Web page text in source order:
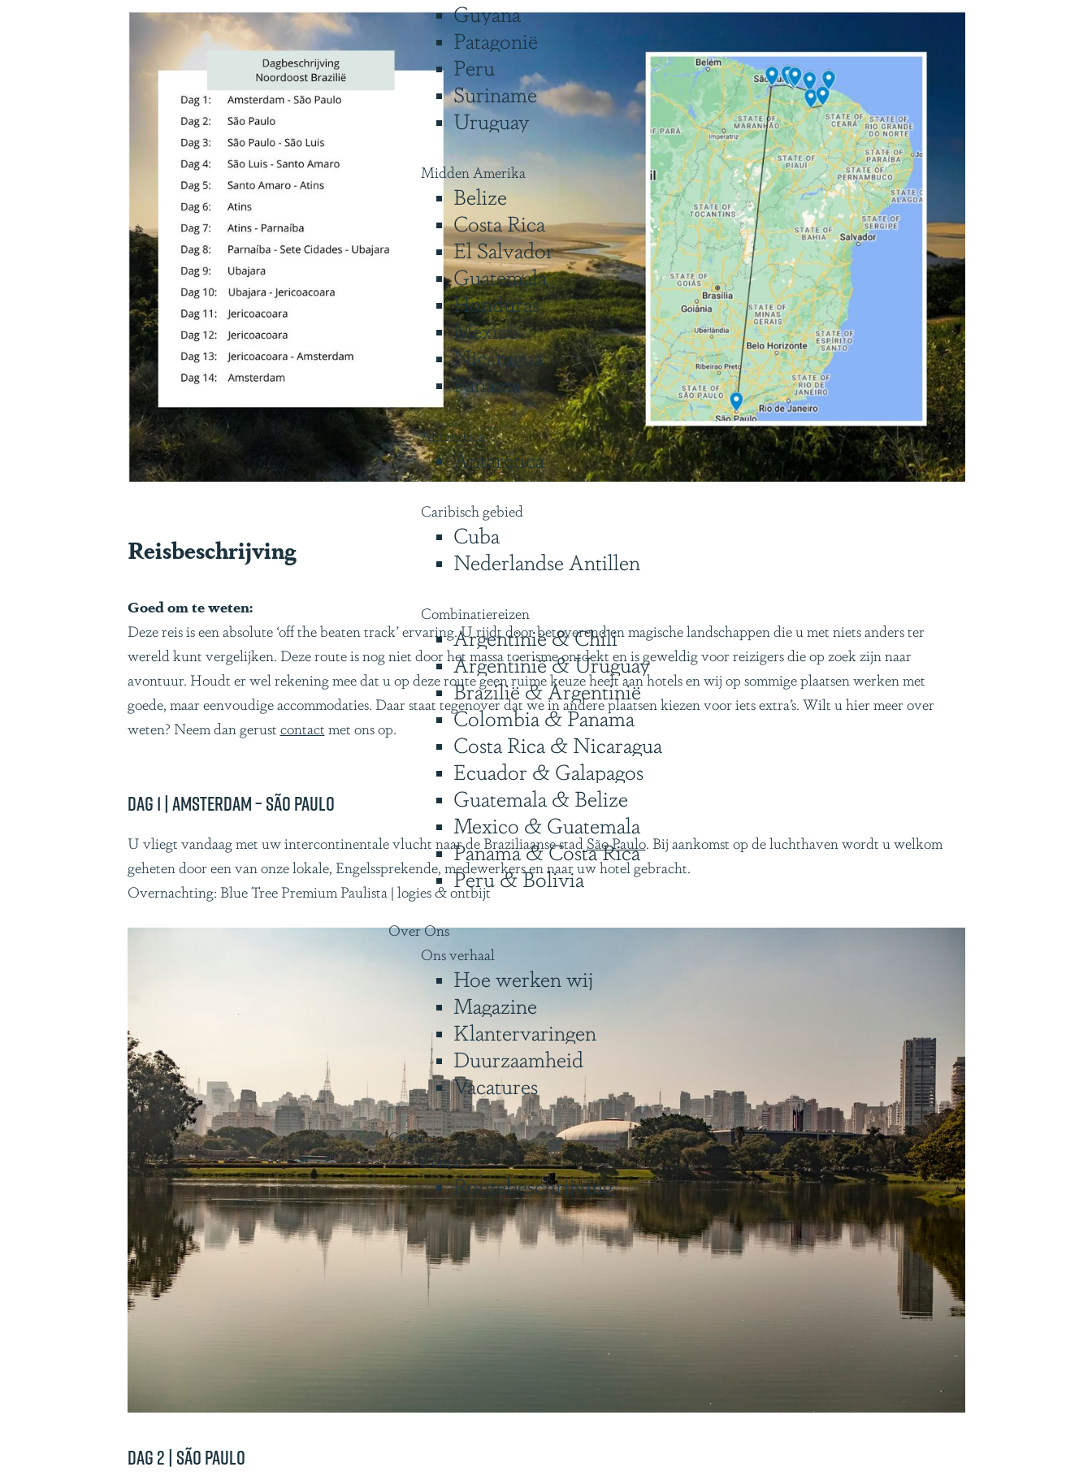
Guyana
Patagonië
Peru
Suriname
Uruguay
Midden Amerika
Belize
Costa Rica
El Salvador
Guatemala
Honduras
Mexico
Nicaragua
Panama
Antarctica
Antarctica
Caribisch gebied
Cuba
Nederlandse Antillen
Combinatiereizen
Argentinië & Chili
Argentinië & Uruguay
Brazilië & Argentinië
Colombia & Panama
Costa Rica & Nicaragua
Ecuador & Galapagos
Guatemala & Belize
Mexico & Guatemala
Panama & Costa Rica
Peru & Bolivia
Over Ons
Ons verhaal
Hoe werken wij
Magazine
Klantervaringen
Duurzaamheid
Vacatures
Contact
Contact
Routebeschrijving
Reisbeschrijving
Goed om te weten:
Deze reis is een absolute ‘off the beaten track’ ervaring. U rijdt door betoverend en magische landschappen die u met niets anders ter
wereld kunt vergelijken. Deze route is nog niet door het massa toerisme ontdekt en is geweldig voor reizigers die op zoek zijn naar
avontuur. Houdt er wel rekening mee dat u op deze route geen ruime keuze heeft aan hotels en wij op sommige plaatsen werken met
goede, maar eenvoudige accommodaties. Daar staat tegenover dat we in andere plaatsen kiezen voor iets extra’s. Wilt u hier meer over
weten? Neem dan gerustcontactmet ons op.
Dag 1 | Amsterdam – São Paulo
U vliegt vandaag met uw intercontinentale vlucht naar de Braziliaanse stadSão Paulo. Bij aankomst op de luchthaven wordt u welkom
geheten door een van onze lokale, Engelssprekende, medewerkers en naar uw hotel gebracht.
Overnachting: Blue Tree Premium Paulista | logies & ontbijt
Dag 2 | São Paulo